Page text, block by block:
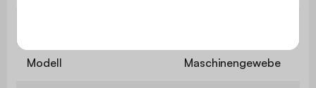
Modell Maschinengewebe